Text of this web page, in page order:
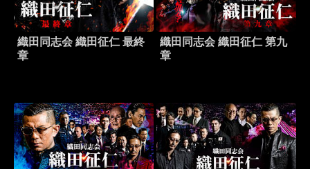
織田同志会 織田征仁 最終
章
織田同志会 織田征仁 第九
章